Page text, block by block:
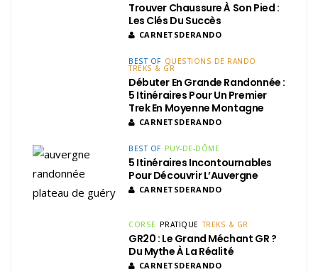
Trouver Chaussure À Son Pied :
Les Clés Du Succès
CARNETSDERANDO
BEST OF QUESTIONS DE RANDO
TREKS & GR
Débuter En Grande Randonnée :
5 Itinéraires Pour Un Premier
Trek En Moyenne Montagne
CARNETSDERANDO
BEST OF PUY-DE-DÔME
5 Itinéraires Incontournables
Pour Découvrir L’Auvergne
CARNETSDERANDO
CORSE PRATIQUE TREKS & GR
GR20 : Le Grand Méchant GR ?
Du Mythe À La Réalité
CARNETSDERANDO